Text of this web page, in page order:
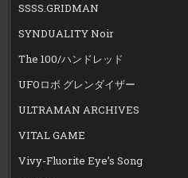
SSSS.GRIDMAN
SYNDUALITY Noir
The 100/ハンドレッド
UFOロボ グレンダイザー
ULTRAMAN ARCHIVES
VITAL GAME
Vivy-Fluorite Eye’s Song